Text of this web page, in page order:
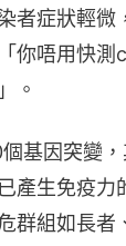
者症狀輕微
你唔用快測
。
基因突變，
產生免疫力
群組如長者